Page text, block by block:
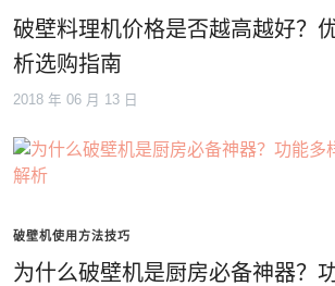
破壁料理机价格是否越高越好？
析选购指南
2018 年 06 月 13 日
破壁机使用方法技巧
为什么破壁机是厨房必备神器？